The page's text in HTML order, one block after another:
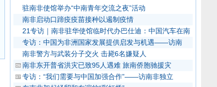
驻南非使馆举办“中南青年交流之夜”活动
南非启动口蹄疫疫苗接种以遏制疫情
21专访｜南非驻华使馆临时代办巴仕迪：中国汽车在南
专访：中国为非洲国家发展提供启发与机遇——访南
南非警方与武装分子交火 击毙6名嫌疑人
南非东开普省洪灾已致95人遇难 旅南侨胞驰援灾
专访：“我们需要与中国加强合作”——访南非独立